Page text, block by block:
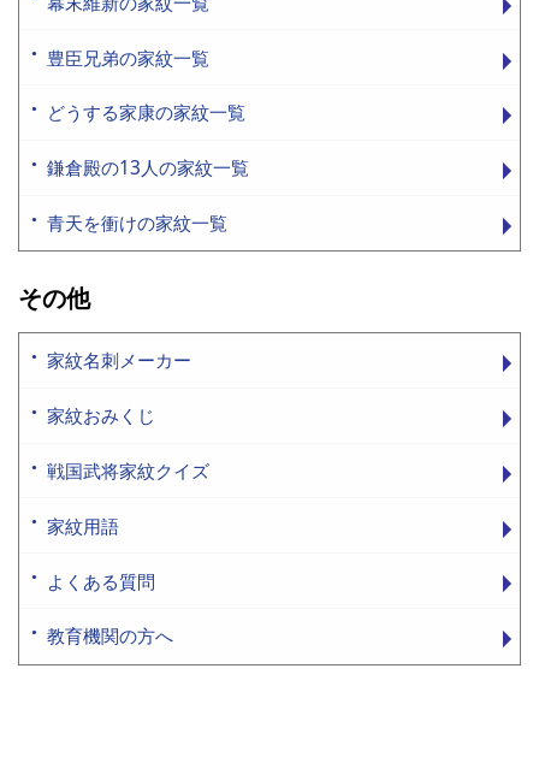
豊臣兄弟の家紋一覧
どうする家康の家紋一覧
鎌倉殿の13人の家紋一覧
青天を衝けの家紋一覧
その他
家紋名刺メーカー
家紋おみくじ
戦国武将家紋クイズ
家紋用語
よくある質問
教育機関の方へ